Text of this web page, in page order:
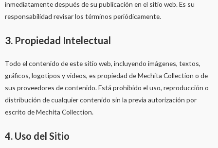
inmediatamente después de su publicación en el sitio web. Es su
responsabilidad revisar los términos periódicamente.
3. Propiedad Intelectual
Todo el contenido de este sitio web, incluyendo imágenes, textos,
gráficos, logotipos y videos, es propiedad de Mechita Collection o de
sus proveedores de contenido. Está prohibido el uso, reproducción o
distribución de cualquier contenido sin la previa autorización por
escrito de Mechita Collection.
4. Uso del Sitio